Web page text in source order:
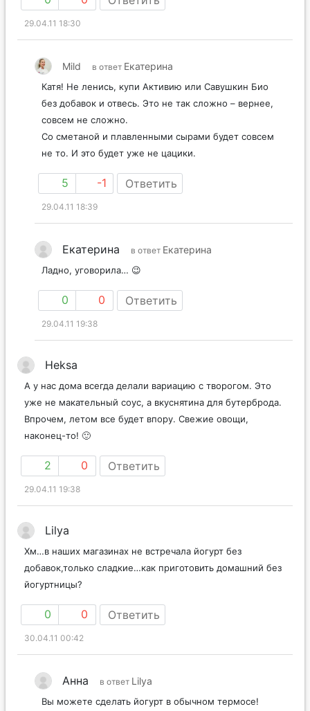
29.04.11 18:30
Mild в ответ Екатерина
Катя! Не ленись, купи Активию или Савушкин Био
без добавок и отвесь. Это не так сложно – вернее,
совсем не сложно.
Со сметаной и плавленными сырами будет совсем
не то. И это будет уже не цацики.
5 -1 Ответить
29.04.11 18:39
Екатерина в ответ Екатерина
Ладно, уговорила… 😉
0 0 Ответить
29.04.11 19:38
Heksa
А у нас дома всегда делали вариацию с творогом. Это
уже не макательный соус, а вкуснятина для бутерброда.
Впрочем, летом все будет впору. Свежие овощи,
наконец-то! 🙂
2 0 Ответить
29.04.11 19:38
Lilya
Хм…в наших магазинах не встречала йогурт без
добавок,только сладкие…как приготовить домашний без
йогуртницы?
0 0 Ответить
30.04.11 00:42
Анна в ответ Lilya
Вы можете сделать йогурт в обычном термосе!